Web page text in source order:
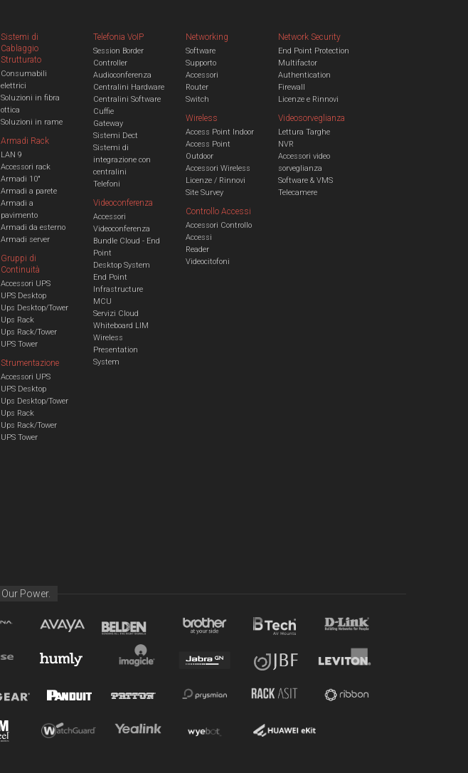
Sistemi di
Cablaggio
Strutturato
Consumabili
elettrici
Soluzioni in fibra
ottica
Soluzioni in rame
Armadi Rack
LAN 9
Accessori rack
Armadi 10"
Armadi a parete
Armadi a
pavimento
Armadi da esterno
Armadi server
Gruppi di
Continuità
Accessori UPS
UPS Desktop
Ups Desktop/Tower
Ups Rack
Ups Rack/Tower
UPS Tower
Strumentazione
Accessori UPS
UPS Desktop
Ups Desktop/Tower
Ups Rack
Ups Rack/Tower
UPS Tower
Telefonia VoIP
Session Border
Controller
Audioconferenza
Centralini Hardware
Centralini Software
Cuffie
Gateway
Sistemi Dect
Sistemi di
integrazione con
centralini
Telefoni
Videoconferenza
Accessori
Videoconferenza
Bundle Cloud - End
Point
Desktop System
End Point
Infrastructure
MCU
Servizi Cloud
Whiteboard LIM
Wireless
Presentation
System
Networking
Software
Supporto
Accessori
Router
Switch
Wireless
Access Point Indoor
Access Point
Outdoor
Accessori Wireless
Licenze / Rinnovi
Site Survey
Network Security
End Point Protection
Multifactor
Authentication
Firewall
Licenze e Rinnovi
Videosorveglianza
Lettura Targhe
NVR
Accessori video
sorveglianza
Software & VMS
Telecamere
Controllo Accessi
Accessori Controllo
Accessi
Reader
Videocitofoni